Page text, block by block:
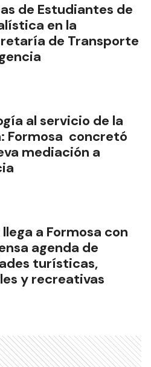
de Estudiantes de
en la
de Transporte
al servicio de la
Formosa concretó
mediación a
a Formosa con
agenda de
turísticas,
y recreativas